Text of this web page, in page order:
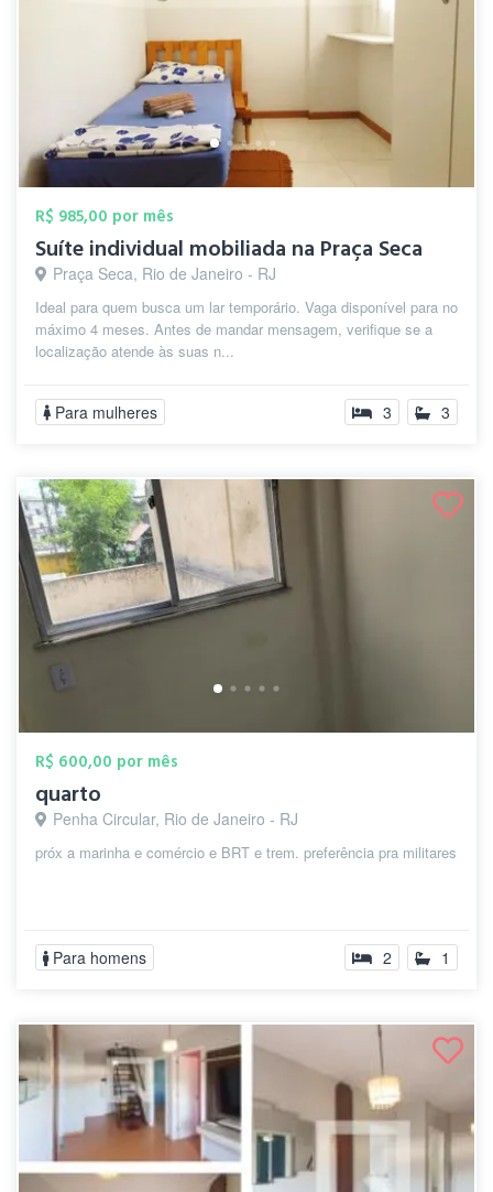
R$ 985,00 por mês
Suíte individual mobiliada na Praça Seca
Praça Seca, Rio de Janeiro - RJ
Ideal para quem busca um lar temporário. Vaga disponível para no
máximo 4 meses. Antes de mandar mensagem, verifique se a
localização atende às suas n...
Para mulheres 3 3
R$ 600,00 por mês
quarto
Penha Circular, Rio de Janeiro - RJ
próx a marinha e comércio e BRT e trem. preferência pra militares
Para homens 2 1